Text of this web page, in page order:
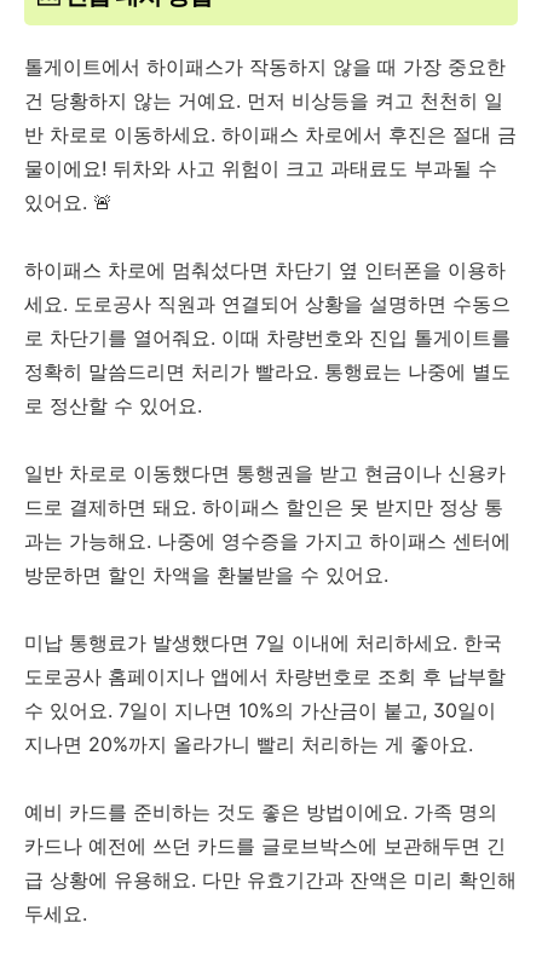
톨게이트에서 하이패스가 작동하지 않을 때 가장 중요한
건 당황하지 않는 거예요. 먼저 비상등을 켜고 천천히 일
반 차로로 이동하세요. 하이패스 차로에서 후진은 절대 금
물이에요! 뒤차와 사고 위험이 크고 과태료도 부과될 수
있어요. 🚨
하이패스 차로에 멈춰섰다면 차단기 옆 인터폰을 이용하
세요. 도로공사 직원과 연결되어 상황을 설명하면 수동으
로 차단기를 열어줘요. 이때 차량번호와 진입 톨게이트를
정확히 말씀드리면 처리가 빨라요. 통행료는 나중에 별도
로 정산할 수 있어요.
일반 차로로 이동했다면 통행권을 받고 현금이나 신용카
드로 결제하면 돼요. 하이패스 할인은 못 받지만 정상 통
과는 가능해요. 나중에 영수증을 가지고 하이패스 센터에
방문하면 할인 차액을 환불받을 수 있어요.
미납 통행료가 발생했다면 7일 이내에 처리하세요. 한국
도로공사 홈페이지나 앱에서 차량번호로 조회 후 납부할
수 있어요. 7일이 지나면 10%의 가산금이 붙고, 30일이
지나면 20%까지 올라가니 빨리 처리하는 게 좋아요.
예비 카드를 준비하는 것도 좋은 방법이에요. 가족 명의
카드나 예전에 쓰던 카드를 글로브박스에 보관해두면 긴
급 상황에 유용해요. 다만 유효기간과 잔액은 미리 확인해
두세요.